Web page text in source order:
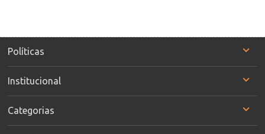
Políticas
Institucional
Categorias